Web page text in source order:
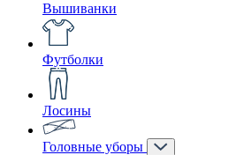
Вышиванки
Футболки
Лосины
Головные уборы